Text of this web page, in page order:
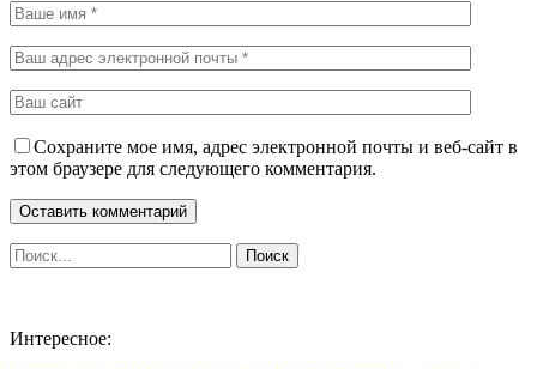
Сохраните мое имя, адрес электронной почты и веб-сайт в
этом браузере для следующего комментария.
Интересное: